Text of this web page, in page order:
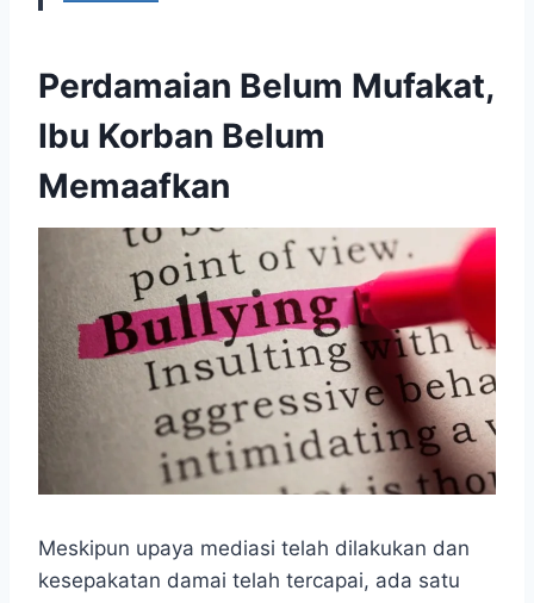
Perdamaian Belum Mufakat,
Ibu Korban Belum
Memaafkan
Meskipun upaya mediasi telah dilakukan dan
kesepakatan damai telah tercapai, ada satu